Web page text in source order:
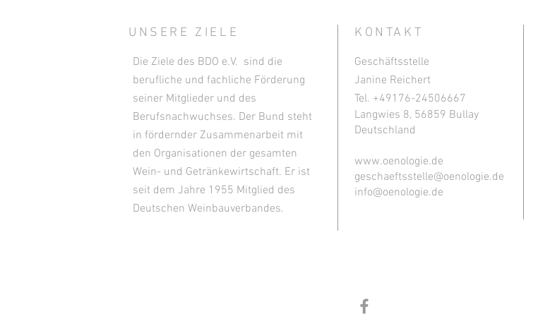
UNSERE ZIELE
Die Ziele des BDO e.V. sind die
berufliche und fachliche Förderung
seiner Mitglieder und des
Berufsnachwuchses. Der Bund steht
in fördernder Zusammenarbeit mit
den Organisationen der gesamten
Wein- und Getränkewirtschaft. Er ist
seit dem Jahre 1955 Mitglied des
Deutschen Weinbauverbandes.
KONTAKT
Geschäftsstelle
Janine Reichert
Tel. +49176-24506667
Langwies 8, 56859 Bullay
Deutschland
www.oenologie.de
geschaeftsstelle@oenologie.de
info@oenologie.de